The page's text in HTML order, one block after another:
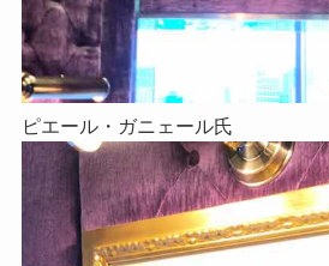
ピエール・ガニェール氏